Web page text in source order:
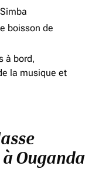
boisson de
à bord,
la musique et
Ouganda